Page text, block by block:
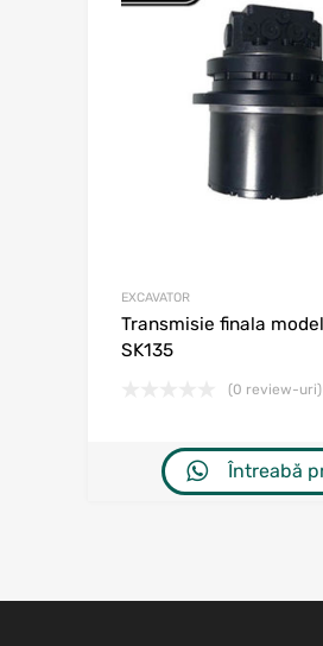
EXCAVATOR
Transmisie finala
SK135
(0 review-uri)
Întreabă